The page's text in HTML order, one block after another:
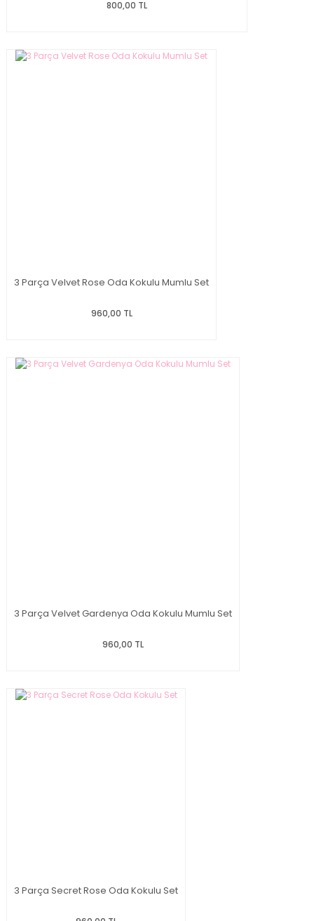
800,00 TL
3 Parça Velvet Rose Oda Kokulu Mumlu Set
960,00 TL
3 Parça Velvet Gardenya Oda Kokulu Mumlu Set
960,00 TL
3 Parça Secret Rose Oda Kokulu Set